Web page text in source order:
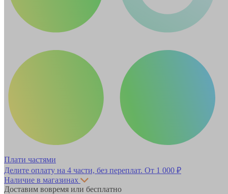
Плати частями
Делите оплату на 4 части, без переплат. От 1 000 ₽
Наличие в магазинах
Доставим вовремя или бесплатно